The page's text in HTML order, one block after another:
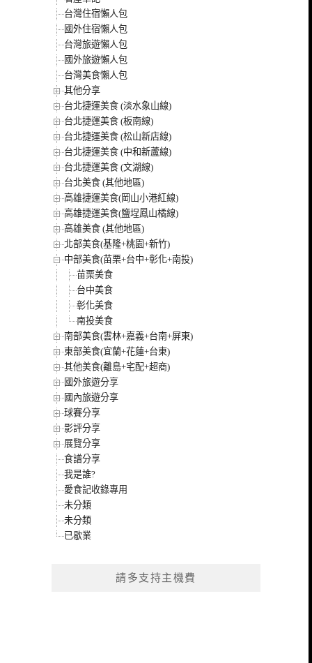
台灣住宿懶人包
國外住宿懶人包
台灣旅遊懶人包
國外旅遊懶人包
台灣美食懶人包
其他分享
台北捷運美食 (淡水象山線)
台北捷運美食 (板南線)
台北捷運美食 (松山新店線)
台北捷運美食 (中和新蘆線)
台北捷運美食 (文湖線)
台北美食 (其他地區)
高雄捷運美食(岡山小港紅線)
高雄捷運美食(鹽埕鳳山橘線)
高雄美食 (其他地區)
北部美食(基隆+桃園+新竹)
中部美食(苗栗+台中+彰化+南投)
苗栗美食
台中美食
彰化美食
南投美食
南部美食(雲林+嘉義+台南+屏東)
東部美食(宜蘭+花蓮+台東)
其他美食(離島+宅配+超商)
國外旅遊分享
國內旅遊分享
球賽分享
影評分享
展覽分享
食譜分享
我是誰?
愛食記收錄專用
未分類
未分類
已歇業
請多支持主機費